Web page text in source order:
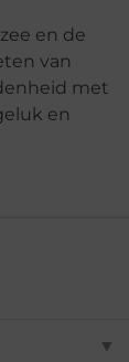
en de
van
met
en
▼